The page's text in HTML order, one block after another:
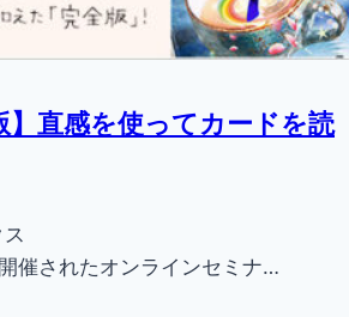
】直感を使ってカードを読
催されたオンラインセミナ…